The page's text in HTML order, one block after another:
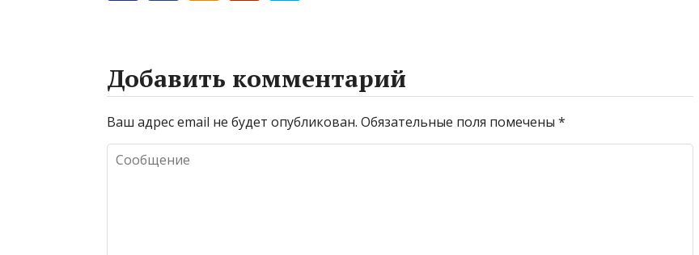
Добавить комментарий
Ваш адрес email не будет опубликован. Обязательные поля помечены *